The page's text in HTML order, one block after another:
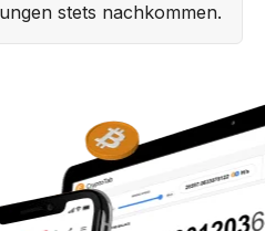
stets nachkommen.